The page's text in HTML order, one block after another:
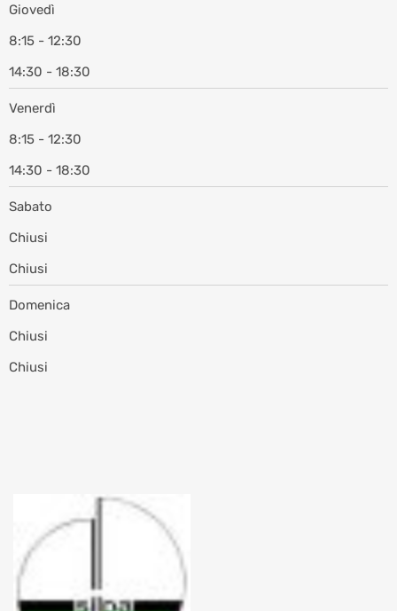
Giovedì
8:15 - 12:30
14:30 - 18:30
Venerdì
8:15 - 12:30
14:30 - 18:30
Sabato
Chiusi
Chiusi
Domenica
Chiusi
Chiusi